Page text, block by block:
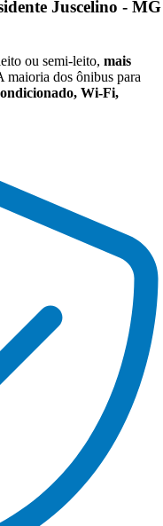
Juscelino - MG
ou semi-leito, mais
maioria dos ônibus para
Wi-Fi,